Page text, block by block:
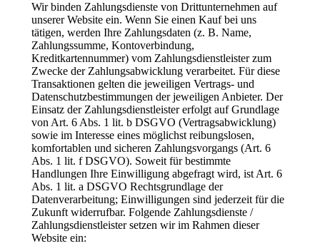
Wir binden Zahlungsdienste von Drittunternehmen auf
unserer Website ein. Wenn Sie einen Kauf bei uns
tätigen, werden Ihre Zahlungsdaten (z. B. Name,
Zahlungssumme, Kontoverbindung,
Kreditkartennummer) vom Zahlungsdienstleister zum
Zwecke der Zahlungsabwicklung verarbeitet. Für diese
Transaktionen gelten die jeweiligen Vertrags- und
Datenschutzbestimmungen der jeweiligen Anbieter. Der
Einsatz der Zahlungsdienstleister erfolgt auf Grundlage
von Art. 6 Abs. 1 lit. b DSGVO (Vertragsabwicklung)
sowie im Interesse eines möglichst reibungslosen,
komfortablen und sicheren Zahlungsvorgangs (Art. 6
Abs. 1 lit. f DSGVO). Soweit für bestimmte
Handlungen Ihre Einwilligung abgefragt wird, ist Art. 6
Abs. 1 lit. a DSGVO Rechtsgrundlage der
Datenverarbeitung; Einwilligungen sind jederzeit für die
Zukunft widerrufbar. Folgende Zahlungsdienste /
Zahlungsdienstleister setzen wir im Rahmen dieser
Website ein: